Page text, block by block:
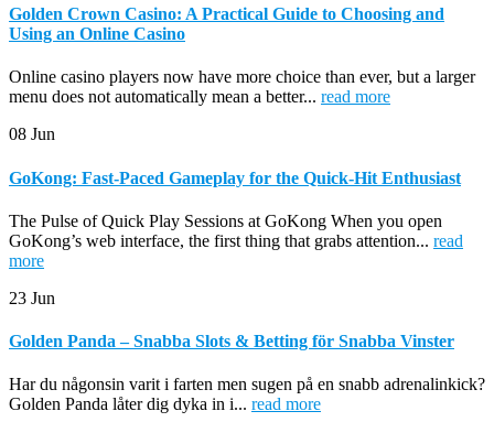
Golden Crown Casino: A Practical Guide to Choosing and
Using an Online Casino
Online casino players now have more choice than ever, but a larger
menu does not automatically mean a better... read more
08 Jun
GoKong: Fast‑Paced Gameplay for the Quick‑Hit Enthusiast
The Pulse of Quick Play Sessions at GoKong When you open
GoKong’s web interface, the first thing that grabs attention... read
more
23 Jun
Golden Panda – Snabba Slots & Betting för Snabba Vinster
Har du någonsin varit i farten men sugen på en snabb adrenalinkick?
Golden Panda låter dig dyka in i... read more